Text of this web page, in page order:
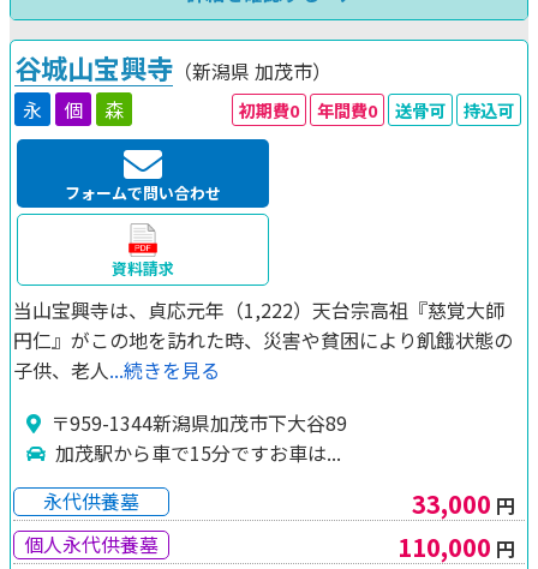
谷城山宝興寺 （新潟県 加茂市）
永
個 森 初期費0 年間費0 送骨可 持込可
〒959-1344新潟県加茂市下大谷89
加茂駅から車で15分ですお車は...
永代供養墓
33,000 円
個人永代供養墓
110,000 円
フォームで問い合わせ
資料請求
当山宝興寺は、貞応元年（1,222）天台宗高祖『慈覚大師
円仁』がこの地を訪れた時、災害や貧困により飢餓状態の
子供、老人...続きを見る